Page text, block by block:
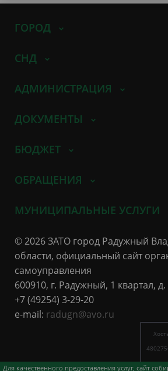
Для качественного предоставления услуг, сайт
ГОРОД
СНД
АДМИНИСТРАЦИЯ
ДОКУМЕНТЫ
БЮДЖЕТ
ОБРАЩЕНИЯ
МУНИЦИПАЛЬНЫЕ УСЛУГИ
© 2026 ЗАТО город Радужный
области, официальный сайт
самоуправления
600910, г. Радужный, 1 квартал, д.
+7 (49254) 3-29-20
e-mail: radugn@avo.ru